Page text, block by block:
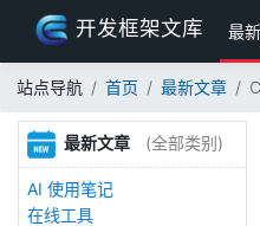
开发框架文库 最
站点导航 首页 最新文章
最新文章 (全部类别)
AI 使用笔记
在线工具